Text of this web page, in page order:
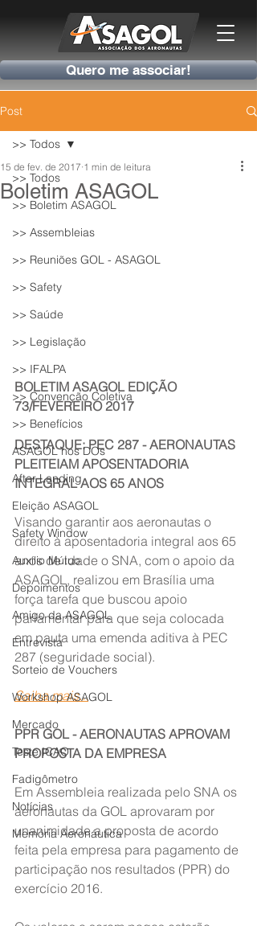
Quero me associar!
Post
>> Todos
>> Boletim ASAGOL
>> Assembleias
>> Reuniões GOL - ASAGOL
>> Safety
>> Saúde
>> Legislação
>> IFALPA
>> Convenção Coletiva
>> Benefícios
ASAGOL nos DOs
After Landing
Eleição ASAGOL
Safety Window
Auxílio Mútuo
Depoimentos
Amigo da ASAGOL
Entrevista
Sorteio de Vouchers
Workshop ASAGOL
Mercado
Teste ICAO
Fadigômetro
Notícias
Memória Aeronáutica
>> Todos
Boletim ASAGOL
15 de fev. de 2017 1 min de leitura
BOLETIM ASAGOL EDIÇÃO
73/FEVEREIRO 2017
DESTAQUE: PEC 287 - AERONAUTAS
PLEITEIAM APOSENTADORIA
INTEGRAL AOS 65 ANOS
Visando garantir aos aeronautas o
direito à aposentadoria integral aos 65
anos de idade o SNA, com o apoio da
ASAGOL, realizou em Brasília uma
força tarefa que buscou apoio
parlamentar para que seja colocada
em pauta uma emenda aditiva à PEC
287 (seguridade social).
Saiba mais...
PPR GOL - AERONAUTAS APROVAM
PROPOSTA DA EMPRESA
Em Assembleia realizada pelo SNA os
aeronautas da GOL aprovaram por
unanimidade a proposta de acordo
feita pela empresa para pagamento de
participação nos resultados (PPR) do
exercício 2016.